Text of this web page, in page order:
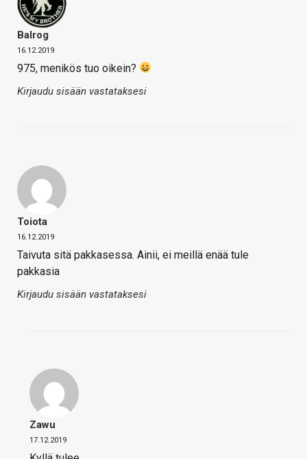
Balrog
16.12.2019
975, menikös tuo oikein?
Kirjaudu sisään vastataksesi
Toiota
16.12.2019
Taivuta sitä pakkasessa. Ainii, ei meillä enää tule
pakkasia
Kirjaudu sisään vastataksesi
Zawu
17.12.2019